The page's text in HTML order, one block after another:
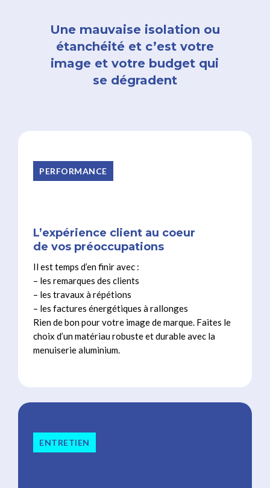
Une mauvaise isolation ou
étanchéité et c’est votre
image et votre budget qui
se dégradent
PERFORMANCE
L’expérience client au coeur
de vos préoccupations
Il est temps d’en finir avec :
– les remarques des clients
– les travaux à répétions
– les factures énergétiques à rallonges
Rien de bon pour votre image de marque. Faites le
choix d’un matériau robuste et durable avec la
menuiserie aluminium.
ENTRETIEN